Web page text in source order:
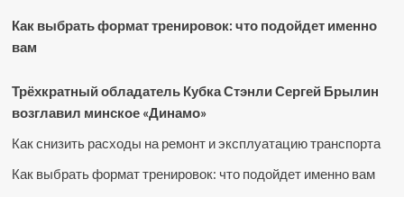
Как выбрать формат тренировок: что подойдет именно
вам
Трёхкратный обладатель Кубка Стэнли Сергей Брылин
возглавил минское «Динамо»
Как снизить расходы на ремонт и эксплуатацию транспорта
Как выбрать формат тренировок: что подойдет именно вам